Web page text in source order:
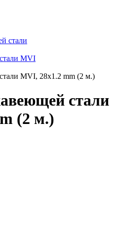
стали
MVI
MVI, 28х1.2 mm (2 м.)
стали
(2 м.)